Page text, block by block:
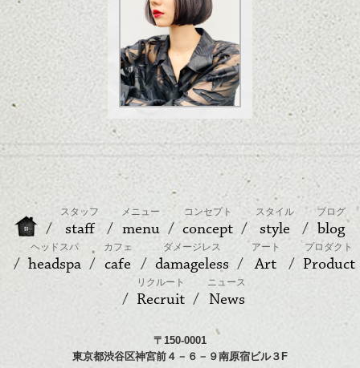
スタッフ
staff
メニュー
menu
コンセプト
concept
スタイル
style
ブログ
blog
ヘッドスパ
headspa
カフェ
cafe
ダメージレス
damageless
アート
Art
プロダクト
Product
リクルート
Recruit
ニュース
News
〒150-0001
東京都渋谷区神宮前４－６－９南原宿ビル３F